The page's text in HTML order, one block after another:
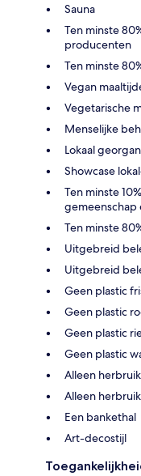
Sauna
Ten minste
producenten
Ten minste
Vegan
Vegetarische
Menselijke
Lokaal
Showcase
Ten minste
gemeenschap
Ten minste
Uitgebreid
Uitgebreid
Geen plastic
Geen plastic
Geen plastic
Geen plastic
Alleen
Alleen
Een bankethal
Art-decostijl